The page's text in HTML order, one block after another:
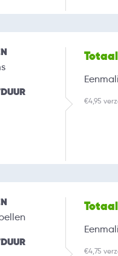
€4,95
€4,75